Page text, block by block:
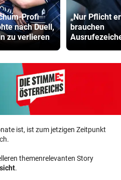
Profi
nach Duell,
zu verlieren
„Nur Pflicht
brauchen
ist, ist zum jetzigen Zeitpunkt
themenrelevanten Story
.